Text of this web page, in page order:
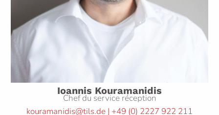
Ioannis Kouramanidis
Chef du service réception
kouramanidis@tils.de | +49 (0) 2227 922 211